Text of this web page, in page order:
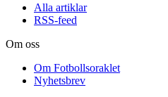
Alla artiklar
RSS-feed
Om oss
Om Fotbollsoraklet
Nyhetsbrev